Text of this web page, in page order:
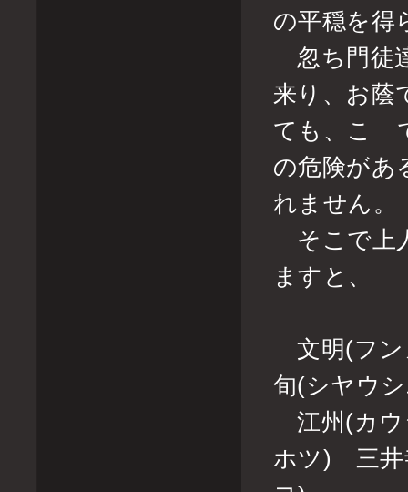
の平穏を得
忽ち門徒
来り、お蔭
ても、こゝ
の危険があ
れません。
そこで上
ますと、
文明(フ
旬(シヤウ
江州(カ
ホツ) 三井